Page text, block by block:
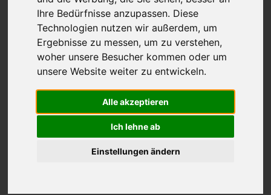
Ihre Bedürfnisse anzupassen. Diese
Technologien nutzen wir außerdem, um
Ergebnisse zu messen, um zu verstehen,
woher unsere Besucher kommen oder um
unsere Website weiter zu entwickeln.
Alle akzeptieren
Ich lehne ab
Einstellungen ändern
www.vinetahotelsusedom.de
Tel.: 038377 350
E-Mail:
willkommen@vinetahotelsusedom.de